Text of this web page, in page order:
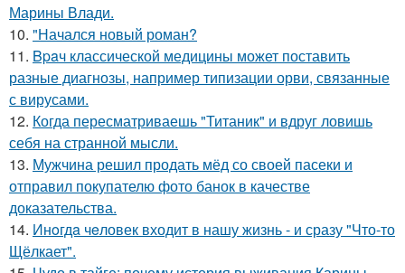
Марины Влади.
10. "Начался новый роман?
11. Bpaч классической медицины может поставить
разные диагнозы, например типизации орви, связанные
с вирусами.
12. Когда пересматриваешь "Титаник" и вдруг ловишь
себя на странной мысли.
13. Мужчина решил продать мёд со своей пасеки и
отправил покупателю фото банок в качестве
доказательства.
14. Инoгдa чeловек входит в нашу жизнь - и сразу "Что-то
Щёлкает".